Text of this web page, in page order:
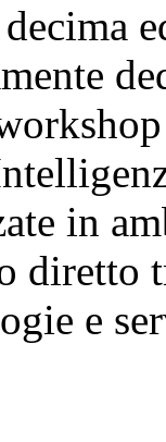
in
diretto
e